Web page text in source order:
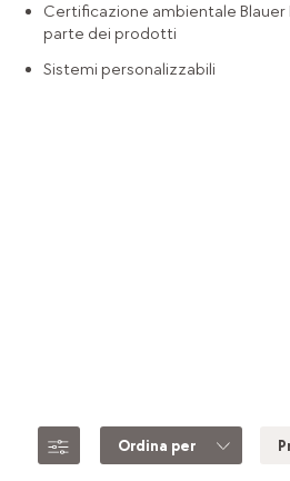
Certificazione ambientale Blauer
parte dei prodotti
Sistemi personalizzabili
Ordina per